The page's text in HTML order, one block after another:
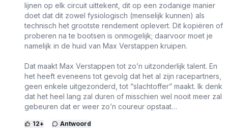
lijnen op elk circuit uittekent, dit op een zodanige manier
doet dat dit zowel fysiologisch (menselijk kunnen) als
technisch het grootste rendement oplevert. Dit kopiëren of
proberen na te bootsen is onmogelijk; daarvoor moet je
namelijk in de huid van Max Verstappen kruipen.
Dat maakt Max Verstappen tot zo’n uitzonderlijk talent. En
het heeft eveneens tot gevolg dat het al zijn racepartners,
geen enkele uitgezonderd, tot “slachtoffer” maakt. Ik denk
dat het heel lang zal duren of misschien wel nooit meer zal
gebeuren dat er weer zo’n coureur opstaat…
12+ Antwoord